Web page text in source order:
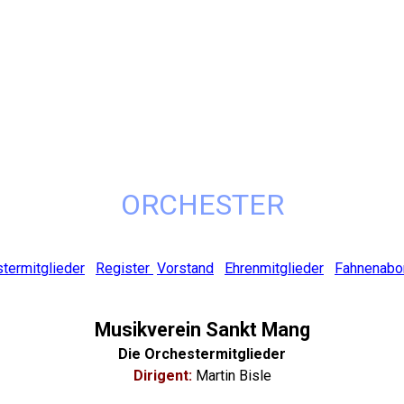
ORCHESTER
Register Vorstand Ehrenmitglieder
Musikverein Sankt Mang
Die Orchestermitglieder
Dirigent:Martin Bisle